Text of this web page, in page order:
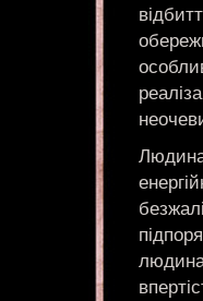
Людина
людина